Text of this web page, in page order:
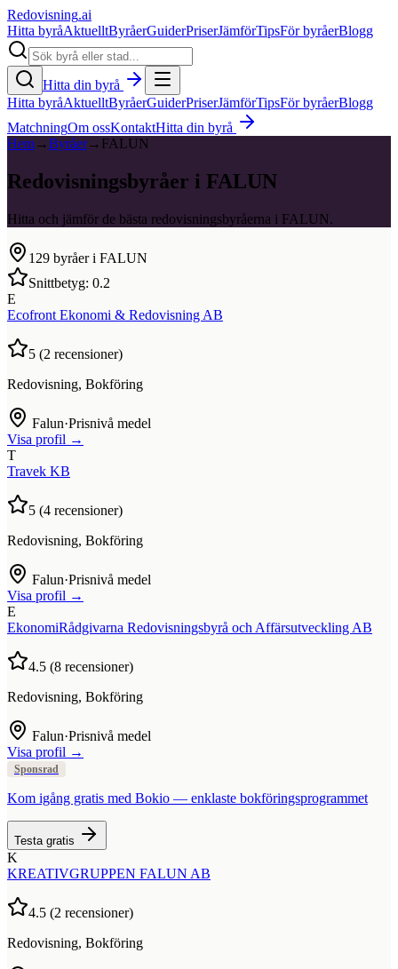
Redovisning.ai
Hitta byråAktuelltByråerGuiderPriserJämförTipsFör byråerBlogg
Hitta din byrå
Hitta byråAktuelltByråerGuiderPriserJämförTipsFör byråerBlogg
MatchningOm ossKontaktHitta din byrå
Hem→Byråer→ FALUN
Redovisningsbyråer i FALUN
Hitta och jämför de bästa redovisningsbyråerna i FALUN.
129 byråer i FALUN
Snittbetyg: 0.2
E
Ecofront Ekonomi & Redovisning AB
5 (2 recensioner)
Redovisning, Bokföring
Falun·Prisnivå medel
Visa profil →
T
Travek KB
5 (4 recensioner)
Redovisning, Bokföring
Falun·Prisnivå medel
Visa profil →
E
EkonomiRådgivarna Redovisningsbyrå och Affärsutveckling AB
4.5 (8 recensioner)
Redovisning, Bokföring
Falun·Prisnivå medel
Visa profil →
Sponsrad
Kom igång gratis med Bokio — enklaste bokföringsprogrammet
Testa gratis
K
KREATIVGRUPPEN FALUN AB
4.5 (2 recensioner)
Redovisning, Bokföring